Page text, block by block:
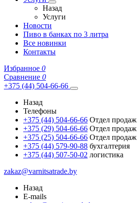
Назад
Услуги
Новости
Пиво в банках по 3 литра
Все новинки
Контакты
Избранное 0
Сравнение 0
+375 (44) 504-66-66
Назад
Телефоны
+375 (44) 504-66-66 Отдел продаж
+375 (29) 504-66-66 Отдел продаж
+375 (25) 504-66-66 Отдел продаж
+375 (44) 579-90-88 бухгалтерия
+375 (44) 507-50-02 логистика
zakaz@varnitsatrade.by
Назад
E-mails